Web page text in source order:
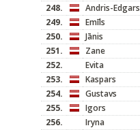
248.
Andris-Edgars
249.
Emīls
250.
Jānis
251.
Zane
252.
Evita
253.
Kaspars
254.
Gustavs
255.
Igors
256.
Iryna